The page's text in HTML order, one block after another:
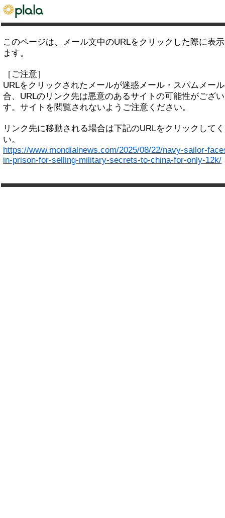
このページは、メール文中のURLをクリックした際に表
ます。
［ご注意］
URLをクリックされたメールが迷惑メール・スパムメー
合、URLのリンク先は悪意のあるサイトの可能性がござ
す。サイトを閲覧されないようご注意ください。
リンク先に移動される場合は下記のURLをクリックして
い。
https://www.mondialnews.com/2025/08/22/navy-sailor-
in-prison-for-selling-military-secrets-to-china-for-only-12k/